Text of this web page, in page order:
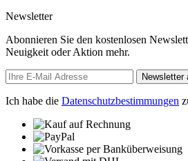
Newsletter
Abonnieren Sie den kostenlosen
Neuigkeit oder Aktion mehr.
Newsletter
Ich habe die Datenschutzbestimmungen